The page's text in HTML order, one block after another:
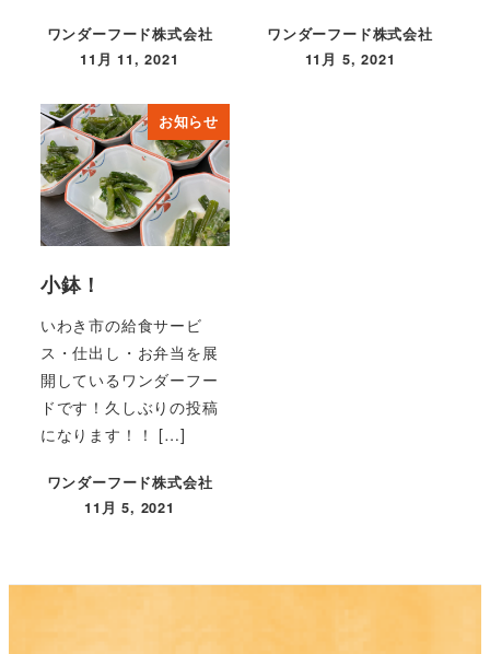
ワンダーフード株式会社
投稿日
11月 11, 2021
ワンダーフード株式会社
投稿日
11月 5, 2021
お知らせ
小鉢！
いわき市の給食サービ
ス・仕出し・お弁当を展
開しているワンダーフー
ドです！久しぶりの投稿
になります！！ […]
ワンダーフード株式会社
投稿日
11月 5, 2021